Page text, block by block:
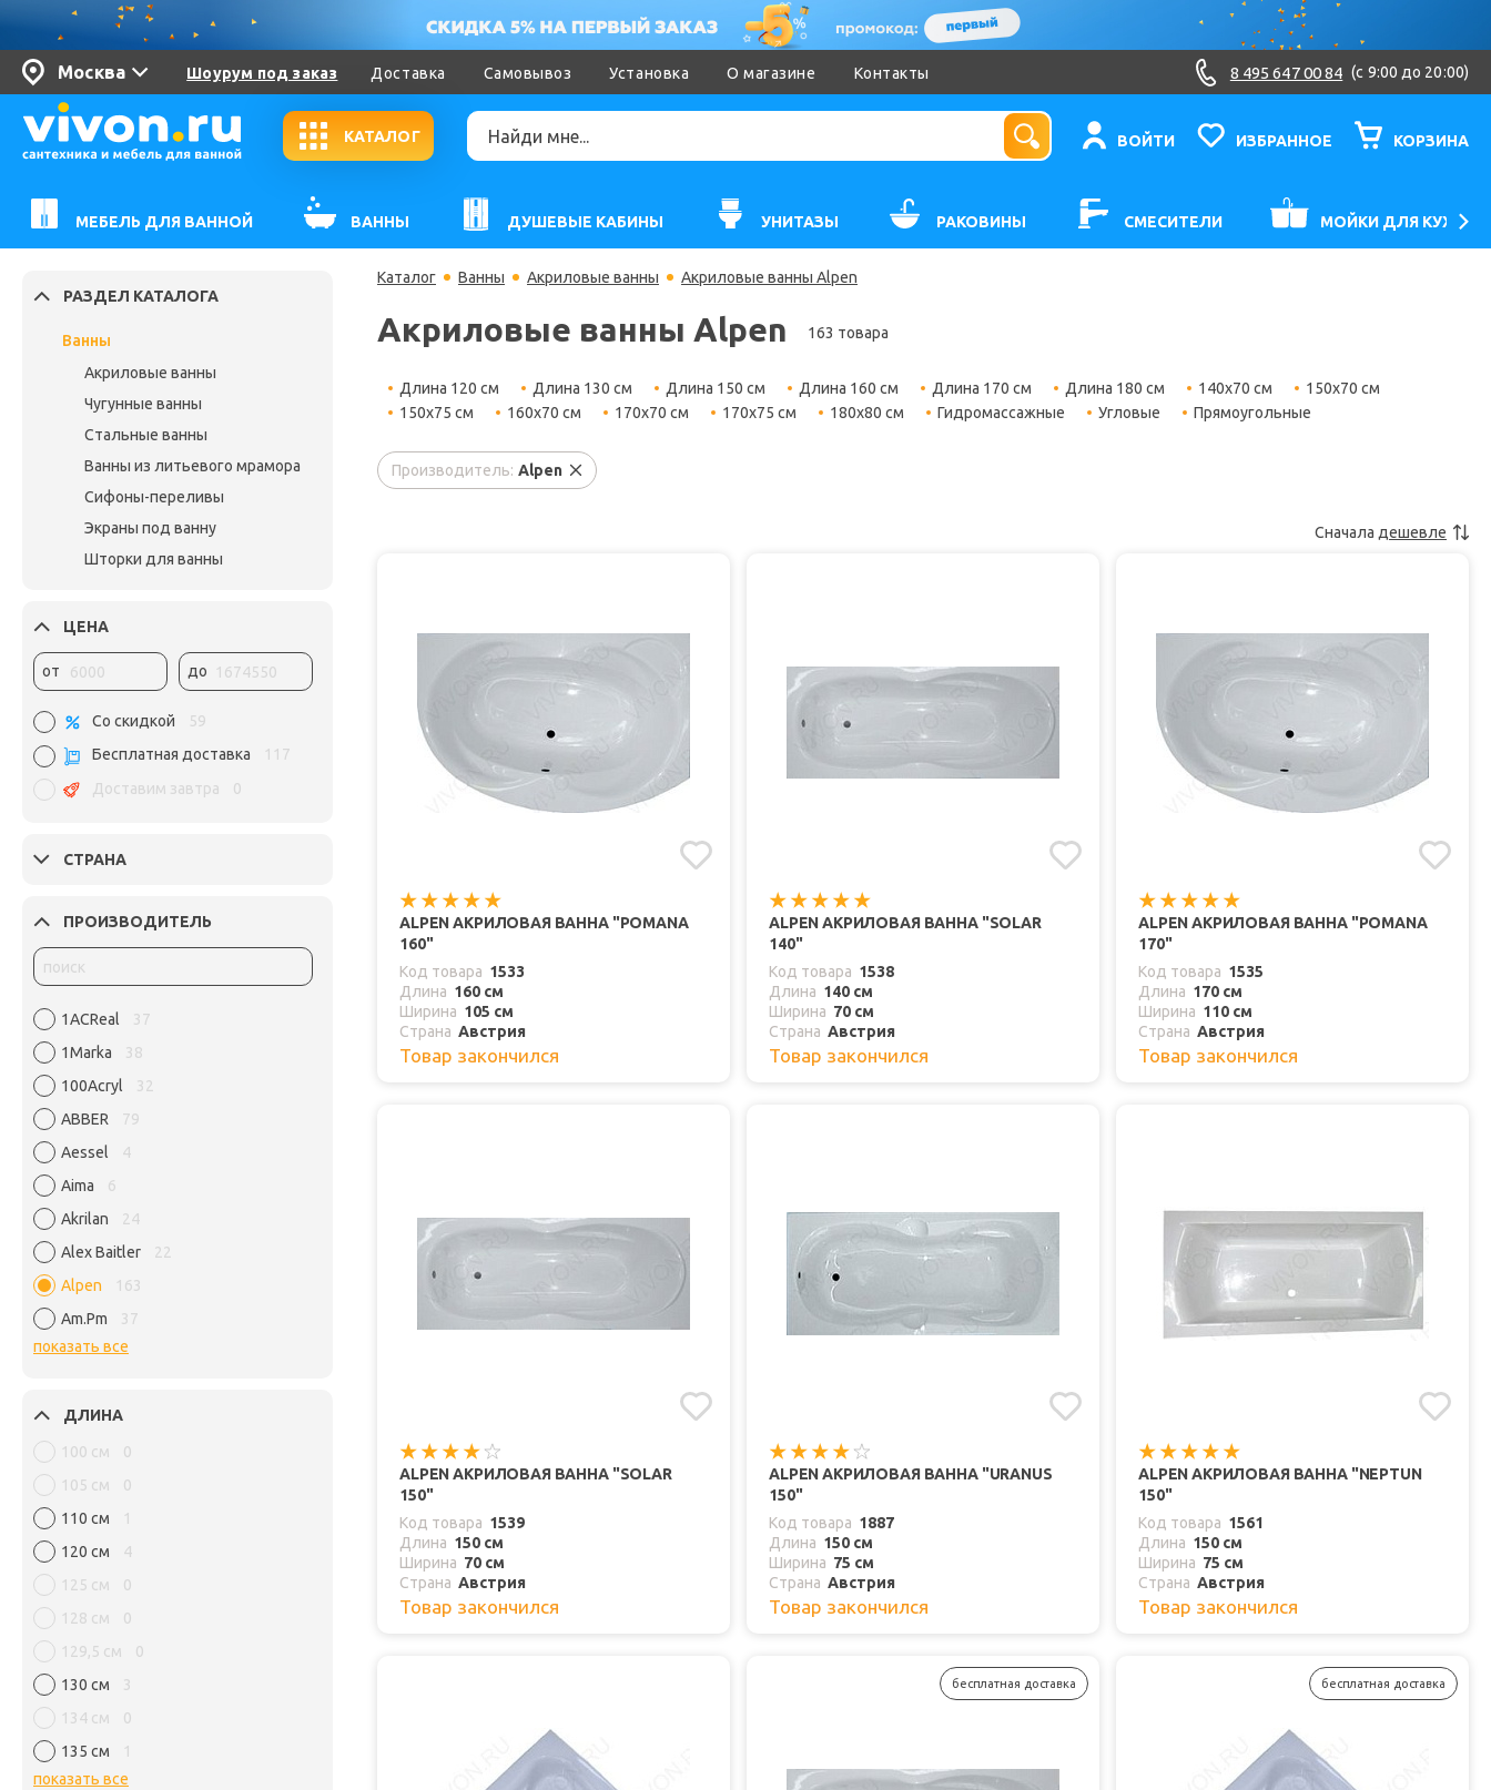
Москва Шоурум под заказ Доставка Самовывоз Установка О магазине Контакты 8 495 647 00 84 (c 9:00 до 20:00)
КАТАЛОГ ВОЙТИ ИЗБРАННОЕ КОРЗИНА
МЕБЕЛЬ ДЛЯ ВАННОЙ ВАННЫ ДУШЕВЫЕ КАБИНЫ УНИТАЗЫ РАКОВИНЫ СМЕСИТЕЛИ МОЙКИ ДЛЯ КУХНИ
РАЗДЕЛ КАТАЛОГА
Ванны
Акриловые ванны
Чугунные ванны
Стальные ванны
Ванны из литьевого мрамора
Сифоны-переливы
Экраны под ванну
Шторки для ванны
ЦЕНА
от до
Со скидкой
59
Бесплатная доставка
117
Доставим завтра
0
СТРАНА
ПРОИЗВОДИТЕЛЬ
1ACReal
37
1Marka
38
100Acryl
32
ABBER
79
Aessel
4
Aima
6
Akrilan
24
Alex Baitler
22
Alpen
163
Am.Pm
37
показать все
ДЛИНА
100 см
0
105 см
0
110 см
1
120 см
4
125 см
0
128 см
0
129,5 см
0
130 см
3
134 см
0
135 см
1
показать все
Каталог Ванны Акриловые ванны Акриловые ванны Alpen
Акриловые ванны Alpen 163 товара
Длина 120 см Длина 130 см Длина 150 см Длина 160 см Длина 170 см Длина 180 см 140х70 см
150х70 см
150х75 см
160х70 см 170х70 см 170х75 см 180х80 см Гидромассажные Угловые Прямоугольные
Производитель: Alpen
Сначала дешевле
ALPEN АКРИЛОВАЯ ВАННА "POMANA
160"
Код товара 1533
Длина 160 см
Ширина 105 см
Страна Австрия
Товар закончился
ALPEN АКРИЛОВАЯ ВАННА "SOLAR
140"
Код товара 1538
Длина 140 см
Ширина 70 см
Страна Австрия
Товар закончился
ALPEN АКРИЛОВАЯ ВАННА "POMANA
170"
Код товара 1535
Длина 170 см
Ширина 110 см
Страна Австрия
Товар закончился
ALPEN АКРИЛОВАЯ ВАННА "SOLAR
150"
Код товара 1539
Длина 150 см
Ширина 70 см
Страна Австрия
Товар закончился
ALPEN АКРИЛОВАЯ ВАННА "URANUS
150"
Код товара 1887
Длина 150 см
Ширина 75 см
Страна Австрия
Товар закончился
ALPEN АКРИЛОВАЯ ВАННА "NEPTUN
150"
Код товара 1561
Длина 150 см
Ширина 75 см
Страна Австрия
Товар закончился
бесплатная доставка бесплатная доставка